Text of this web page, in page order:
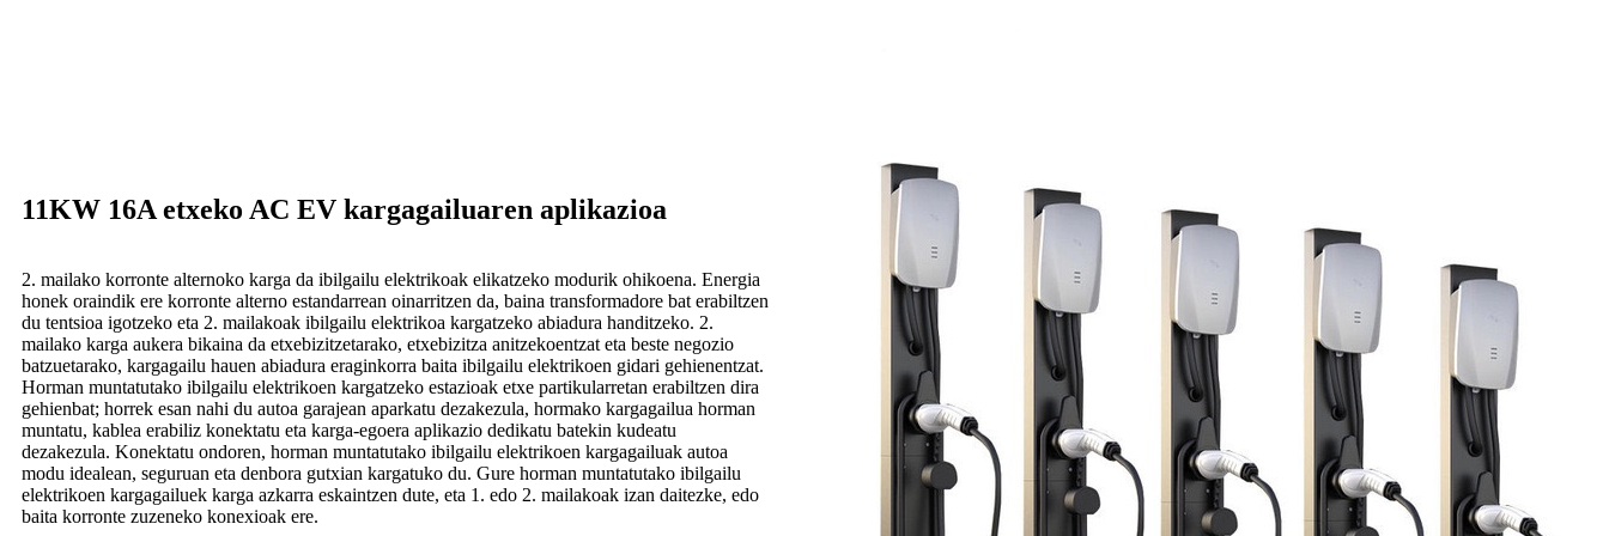
11KW 16A etxeko AC EV kargagailuaren aplikazioa
2. mailako korronte alternoko karga da ibilgailu elektrikoak elikatzeko modurik ohikoena. Energia
honek oraindik ere korronte alterno estandarrean oinarritzen da, baina transformadore bat erabiltzen
du tentsioa igotzeko eta 2. mailakoak ibilgailu elektrikoa kargatzeko abiadura handitzeko. 2.
mailako karga aukera bikaina da etxebizitzetarako, etxebizitza anitzekoentzat eta beste negozio
batzuetarako, kargagailu hauen abiadura eraginkorra baita ibilgailu elektrikoen gidari gehienentzat.
Horman muntatutako ibilgailu elektrikoen kargatzeko estazioak etxe partikularretan erabiltzen dira
gehienbat; horrek esan nahi du autoa garajean aparkatu dezakezula, hormako kargagailua horman
muntatu, kablea erabiliz konektatu eta karga-egoera aplikazio dedikatu batekin kudeatu
dezakezula. Konektatu ondoren, horman muntatutako ibilgailu elektrikoen kargagailuak autoa
modu idealean, seguruan eta denbora gutxian kargatuko du. Gure horman muntatutako ibilgailu
elektrikoen kargagailuek karga azkarra eskaintzen dute, eta 1. edo 2. mailakoak izan daitezke, edo
baita korronte zuzeneko konexioak ere.